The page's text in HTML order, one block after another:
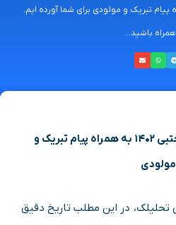
1402 را به همراه پیام تبریک و مولودی برای شما آورده ایم.
همراه باشید...
روز ولادت امام حسن مجتبی ۱۴۰۲ به همراه پیام تبریک و
مولودی
تحلیلک، در این مطلب تاریخ دقیق